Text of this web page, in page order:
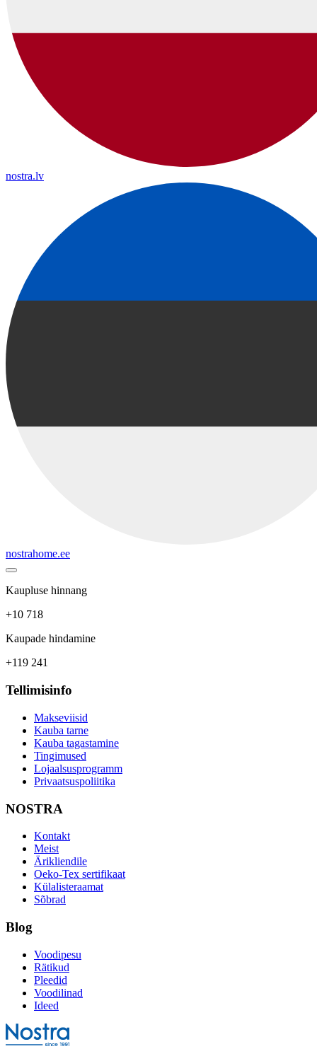
nostra.lv
nostrahome.ee
Kaupluse hinnang
+10 718
Kaupade hindamine
+119 241
Tellimisinfo
Makseviisid
Kauba tarne
Kauba tagastamine
Tingimused
Lojaalsusprogramm
Privaatsuspoliitika
NOSTRA
Kontakt
Meist
Ärikliendile
Oeko-Tex sertifikaat
Külalisteraamat
Sõbrad
Blog
Voodipesu
Rätikud
Pleedid
Voodilinad
Ideed